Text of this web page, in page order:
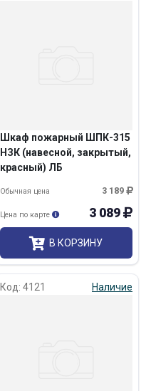
Шкаф пожарный ШПК-315
НЗК (навесной, закрытый,
красный) ЛБ
3 189
Обычная цена
3 089
Цена по карте
В КОРЗИНУ
Код: 4121 Наличие